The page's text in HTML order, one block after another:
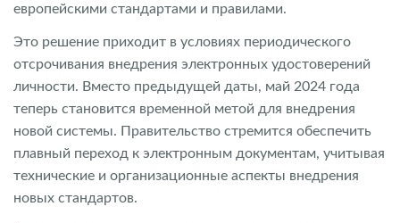
европейскими стандартами и правилами.
Это решение приходит в условиях периодического
отсрочивания внедрения электронных удостоверений
личности. Вместо предыдущей даты, май 2024 года
теперь становится временной метой для внедрения
новой системы. Правительство стремится обеспечить
плавный переход к электронным документам, учитывая
технические и организационные аспекты внедрения
новых стандартов.